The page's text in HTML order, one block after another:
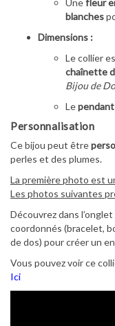
Unefleur
blanches
Dimensions :
Le collier
chaînette
Bijou de
Lependant
Personnalisation
Ce bijou peut être
perles et des plumes.
La première photo est
Les photos suivantes
Découvrez dans
coordonnés (bracelet,
de dos) pour créer un
Vous pouvez voir ce
Ici